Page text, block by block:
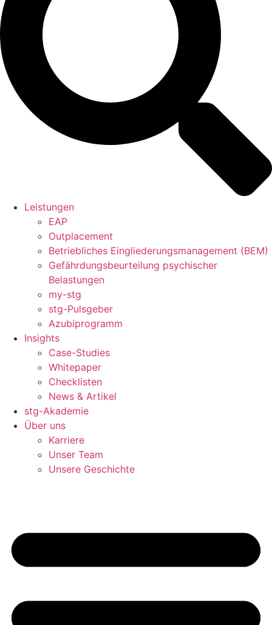
Leistungen
EAP
Outplacement
Betriebliches Eingliederungsmanagement (BEM)
Gefährdungsbeurteilung psychischer
Belastungen
my-stg
stg-Pulsgeber
Azubiprogramm
Insights
Case-Studies
Whitepaper
Checklisten
News & Artikel
stg-Akademie
Über uns
Karriere
Unser Team
Unsere Geschichte